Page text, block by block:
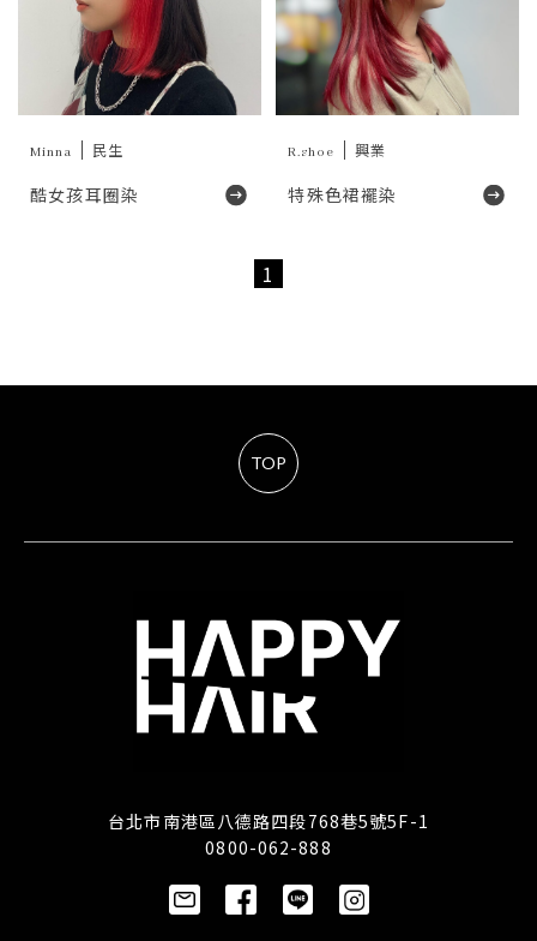
Minna 民生
酷女孩耳圈染
R.shoe 興業
特殊色裙襬染
1
TOP
台北市南港區八德路四段768巷5號5F-1
0800-062-888